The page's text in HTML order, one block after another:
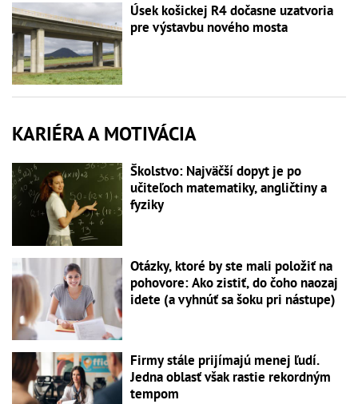
Úsek košickej R4 dočasne uzatvoria
pre výstavbu nového mosta
KARIÉRA A MOTIVÁCIA
Školstvo: Najväčší dopyt je po
učiteľoch matematiky, angličtiny a
fyziky
Otázky, ktoré by ste mali položiť na
pohovore: Ako zistiť, do čoho naozaj
idete (a vyhnúť sa šoku pri nástupe)
Firmy stále prijímajú menej ľudí.
Jedna oblasť však rastie rekordným
tempom